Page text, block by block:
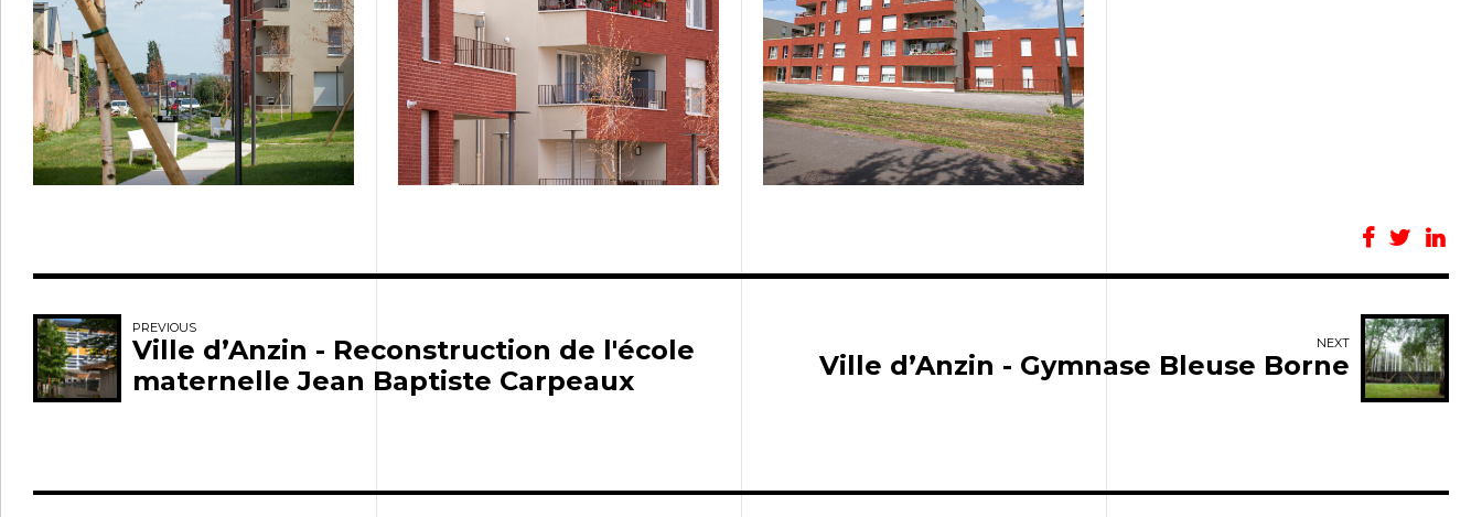
PREVIOUS
Ville d’Anzin - Reconstruction de l'école
maternelle Jean Baptiste Carpeaux
NEXT
Ville d’Anzin - Gymnase Bleuse Borne